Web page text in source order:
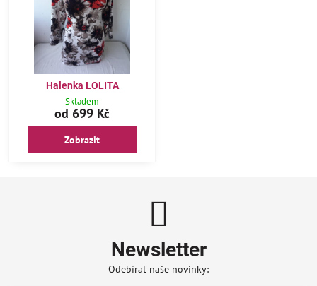
Halenka LOLITA
Skladem
od 699 Kč
Zobrazit
Newsletter
Odebírat naše novinky: